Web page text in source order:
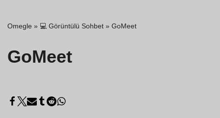
Omegle » 💻 Görüntülü Sohbet » GoMeet
GoMeet